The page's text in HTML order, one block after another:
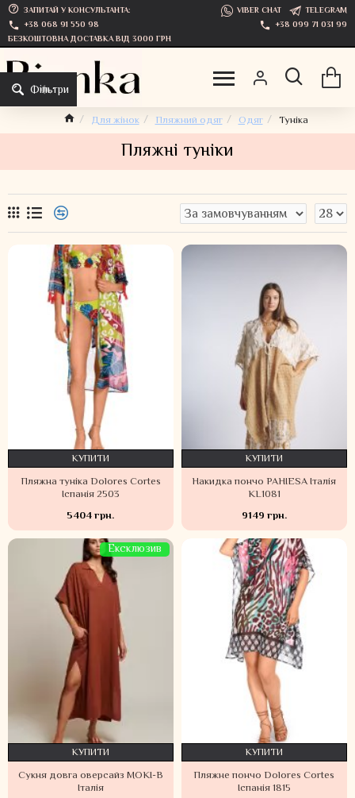
Фільтри
ЗАПИТАЙ У КОНСУЛЬТАНТА: VIBER CHAT
TELEGRAM
+38 068 91 550 98
+38 099 71 031 99
БЕЗКОШТОВНА ДОСТАВКА ВІД 3000 ГРН
Для жінок Пляжний одяг Одяг Туніка
Пляжні туніки
Пляжна туніка Dolores Cortes
Іспанія 2503
5404 грн.
КУПИТИ
Накидка пончо PAHIESA Італія
KL1081
9149 грн.
КУПИТИ
Ексклюзив
Сукня довга оверсайз MOKI-B
Італія
КУПИТИ
Пляжне пончо Dolores Cortes
Іспанія 1815
КУПИТИ